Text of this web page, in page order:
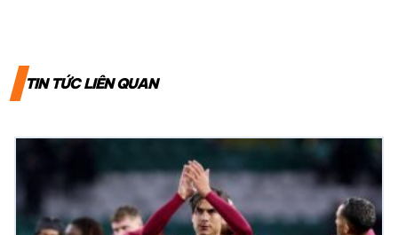
TIN TỨC LIÊN QUAN